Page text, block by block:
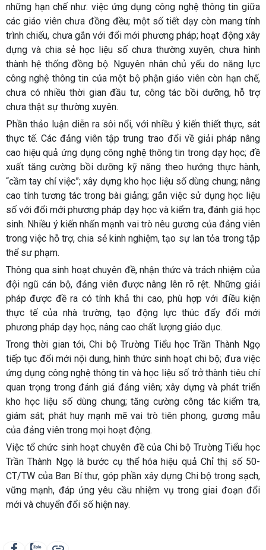
những hạn chế như: việc ứng dụng công nghệ thông tin giữa
các giáo viên chưa đồng đều; một số tiết dạy còn mang tính
trình chiếu, chưa gắn với đổi mới phương pháp; hoạt động xây
dựng và chia sẻ học liệu số chưa thường xuyên, chưa hình
thành hệ thống đồng bộ. Nguyên nhân chủ yếu do năng lực
công nghệ thông tin của một bộ phận giáo viên còn hạn chế,
chưa có nhiều thời gian đầu tư, công tác bồi dưỡng, hỗ trợ
chưa thật sự thường xuyên.
Phần thảo luận diễn ra sôi nổi, với nhiều ý kiến thiết thực, sát
thực tế. Các đảng viên tập trung trao đổi về giải pháp nâng
cao hiệu quả ứng dụng công nghệ thông tin trong dạy học; đề
xuất tăng cường bồi dưỡng kỹ năng theo hướng thực hành,
“cầm tay chỉ việc”; xây dựng kho học liệu số dùng chung; nâng
cao tính tương tác trong bài giảng; gắn việc sử dụng học liệu
số với đổi mới phương pháp dạy học và kiểm tra, đánh giá học
sinh. Nhiều ý kiến nhấn mạnh vai trò nêu gương của đảng viên
trong việc hỗ trợ, chia sẻ kinh nghiệm, tạo sự lan tỏa trong tập
thể sư phạm.
Thông qua sinh hoạt chuyên đề, nhận thức và trách nhiệm của
đội ngũ cán bộ, đảng viên được nâng lên rõ rệt. Những giải
pháp được đề ra có tính khả thi cao, phù hợp với điều kiện
thực tế của nhà trường, tạo động lực thúc đẩy đổi mới
phương pháp dạy học, nâng cao chất lượng giáo dục.
Trong thời gian tới, Chi bộ Trường Tiểu học Trần Thành Ngọ
tiếp tục đổi mới nội dung, hình thức sinh hoạt chi bộ; đưa việc
ứng dụng công nghệ thông tin và học liệu số trở thành tiêu chí
quan trọng trong đánh giá đảng viên; xây dựng và phát triển
kho học liệu số dùng chung; tăng cường công tác kiểm tra,
giám sát; phát huy mạnh mẽ vai trò tiên phong, gương mẫu
của đảng viên trong mọi hoạt động.
Việc tổ chức sinh hoạt chuyên đề của Chi bộ Trường Tiểu học
Trần Thành Ngọ là bước cụ thể hóa hiệu quả Chỉ thị số 50-
CT/TW của Ban Bí thư, góp phần xây dựng Chi bộ trong sạch,
vững mạnh, đáp ứng yêu cầu nhiệm vụ trong giai đoạn đổi
mới và chuyển đổi số hiện nay.